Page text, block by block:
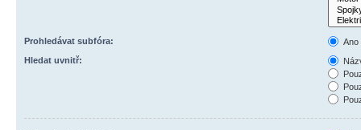
Prohledávat subfóra:
Ano
Hledat uvnitř: